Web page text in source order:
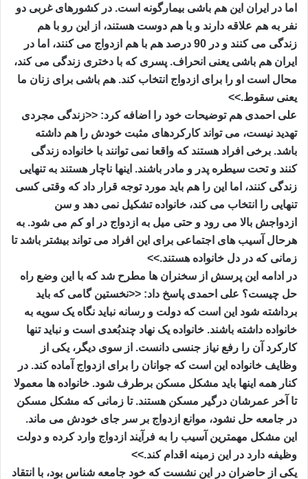
اما در ایران این هم باشی بیمارگونه است. در کشورهای غربی دو
نفر به هم علاقه دارند و با هم دوست هستند، از این رو با هم
زندگی می کنند و در 90 درصد هم با هم ازدواج می کنند، اما در
ایران هم باشی یعنی انحراف. پسری که با دختری زندگی می کند،
محال است او را برای ازدواج انتخاب کند. هم باشی برای زنان ما
یعنی سقوط.>>
علی احمدی هم توضیحات خود را اضافه کرد: <<زندگی مجردی
تهدید نیست، می تواند کارکردهای مثبت خودش را هم داشته
باشد. برخی افراد هستند که واقعا نمی توانند با خانواده زندگی
کنند و تحت سیطره پدر و مادر باشند. اینها ناچار هستند به تنهایی
زندگی کنند، اما این را هم باید مورد توجه قرار داد که وقتی کسی
تنهایی را انتخاب می کند، خانواده تشکیل نمی دهد و سن
ازدواجش بالا می رود و حتی میل به ازدواج در او کم می شود. به
هرحال آسیب های اجتماعی برای این افراد می تواند بیشتر باشد تا
زمانی که در دل خانواده هستند.>>
در ادامه این پرسش از سخنران ها مطرح شد که با این وضع راه
حل چیست؟ علی احمدی پاسخ داد: <<نخستین گامی که باید
برداشته شود این است که دولت و رسانه نباید نگاه یک سویه به
خانواده داشته باشند. خانواده یک نهاد چندبُعدی است و نباید تنها
کارکرد آن را رفع نیاز جنسی دانست. از سوی دیگر، یکی از
وظایف خانواده این است که جوانان را برای ازدواج آماده کند. در
کنار همه اینها باید مشکل مسکن برطرف شود. خانواده ها معمولا
تا آخر عمرشان درگیر مسکن هستند. تا زمانی که مشکل مسکن
در جامعه حل نشود، موانع ازدواج بر سر جای خودش می ماند.
این مشکل مهمترین آسیب را به فرآیند ازدواج وارد کرده و دولت
وظیفه دارد در این زمینه اقدام کند.>>
یکی از حاضران در این نشست که خود جامعه شناس بود، با انتقاد